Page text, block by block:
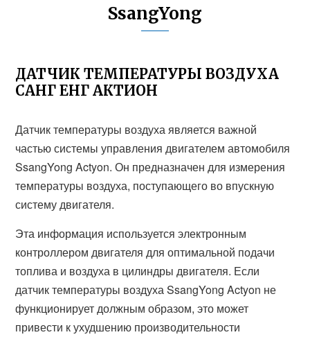
SsangYong
ДАТЧИК ТЕМПЕРАТУРЫ ВОЗДУХА
САНГ ЕНГ АКТИОН
Датчик температуры воздуха является важной
частью системы управления двигателем автомобиля
SsangYong Actyon. Он предназначен для измерения
температуры воздуха, поступающего во впускную
систему двигателя.
Эта информация используется электронным
контроллером двигателя для оптимальной подачи
топлива и воздуха в цилиндры двигателя. Если
датчик температуры воздуха SsangYong Actyon не
функционирует должным образом, это может
привести к ухудшению производительности